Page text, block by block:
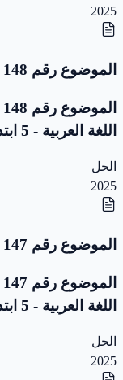
2025
الموضوع رقم 148
اللغة العربية - 5 ابتدائي
الحل
2025
الموضوع رقم 147
اللغة العربية - 5 ابتدائي
الحل
2025